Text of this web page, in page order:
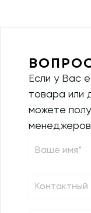
Если у Вас
товара или
можете
менеджеров